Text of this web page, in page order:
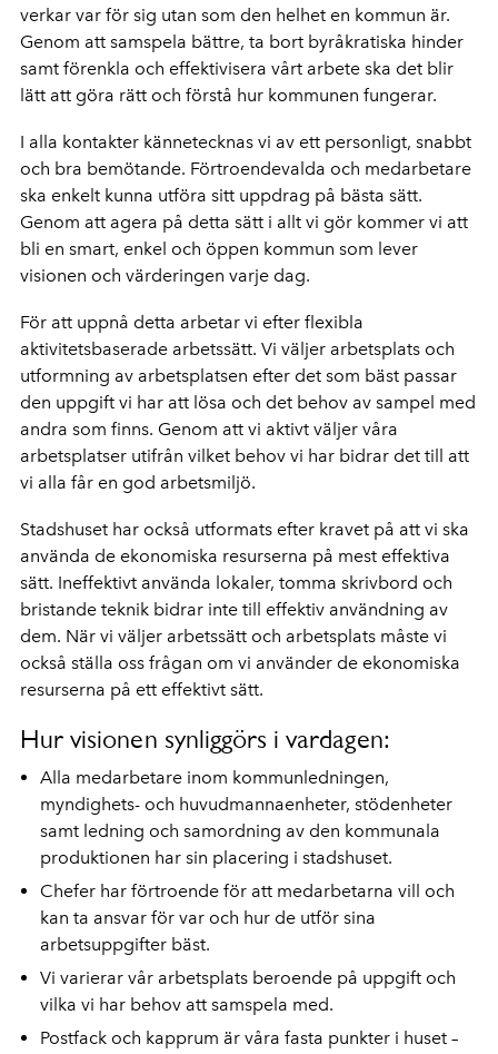
verkar var för sig utan som den helhet en kommun är.
Genom att samspela bättre, ta bort byråkratiska hinder
samt förenkla och effektivisera vårt arbete ska det blir
lätt att göra rätt och förstå hur kommunen fungerar.
I alla kontakter kännetecknas vi av ett personligt, snabbt
och bra bemötande. Förtroendevalda och medarbetare
ska enkelt kunna utföra sitt uppdrag på bästa sätt.
Genom att agera på detta sätt i allt vi gör kommer vi att
bli en smart, enkel och öppen kommun som lever
visionen och värderingen varje dag.
För att uppnå detta arbetar vi efter flexibla
aktivitetsbaserade arbetssätt. Vi väljer arbetsplats och
utformning av arbetsplatsen efter det som bäst passar
den uppgift vi har att lösa och det behov av sampel med
andra som finns. Genom att vi aktivt väljer våra
arbetsplatser utifrån vilket behov vi har bidrar det till att
vi alla får en god arbetsmiljö.
Stadshuset har också utformats efter kravet på att vi ska
använda de ekonomiska resurserna på mest effektiva
sätt. Ineffektivt använda lokaler, tomma skrivbord och
bristande teknik bidrar inte till effektiv användning av
dem. När vi väljer arbetssätt och arbetsplats måste vi
också ställa oss frågan om vi använder de ekonomiska
resurserna på ett effektivt sätt.
Hur visionen synliggörs i vardagen:
Alla medarbetare inom kommunledningen,
myndighets- och huvudmannaenheter, stödenheter
samt ledning och samordning av den kommunala
produktionen har sin placering i stadshuset.
Chefer har förtroende för att medarbetarna vill och
kan ta ansvar för var och hur de utför sina
arbetsuppgifter bäst.
Vi varierar vår arbetsplats beroende på uppgift och
vilka vi har behov att samspela med.
Postfack och kapprum är våra fasta punkter i huset –